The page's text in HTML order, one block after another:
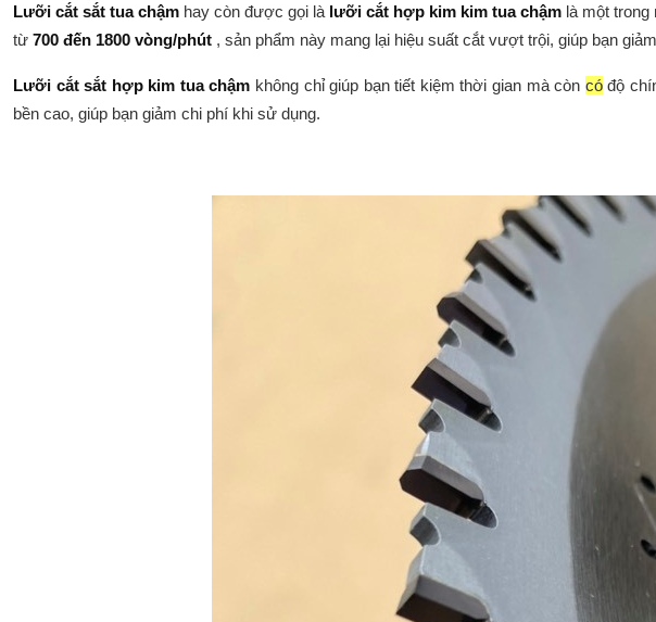
Lưỡi cắt sắt tua chậm hay còn được gọi là lưỡi cắt hợp kim kim tua chậm là một trong
từ 700 đến 1800 vòng/phút , sản phẩm này mang lại hiệu suất cắt vượt trội, giúp bạn
Lưỡi cắt sắt hợp kim tua chậm không chỉ giúp bạn tiết kiệm thời gian mà còn cóđộ
bền cao, giúp bạn giảm chi phí khi sử dụng.